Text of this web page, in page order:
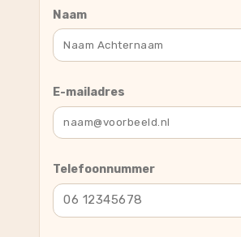
Naam
E-mailadres
Telefoonnummer